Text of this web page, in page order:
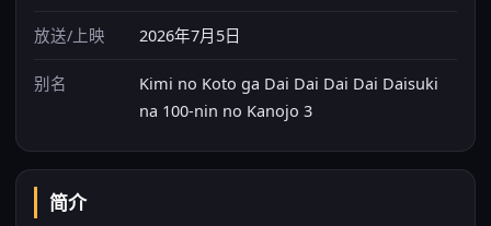
放送/上映 2026年7月5日
别名
Kimi no Koto ga Dai Dai Dai Dai Daisuki
na 100-nin no Kanojo 3
简介